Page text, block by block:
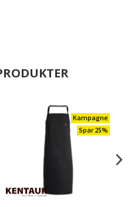
Kampagne
Spar 25%